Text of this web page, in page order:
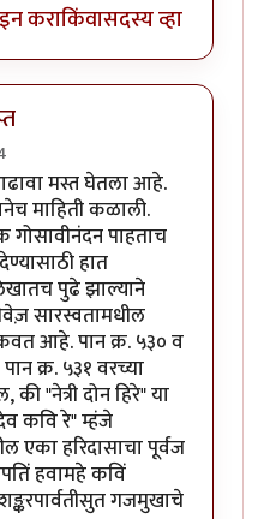
कराकिंवासदस्य व्हा
मस्त घेतला आहे.
माहिती कळाली.
पाहताच
हात
पुढे झाल्याने
सारस्वतामधील
आहे. पान क्र. ५३० व
क्र. ५३१ वरच्या
"नेत्री दोन हिरे" या
कवि रे" म्हंजे
एका हरिदासाचा पूर्वज
हवामहे कविं
गजमुखाचे